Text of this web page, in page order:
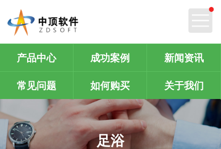
产品中心 成功案例 新闻资讯
常见问题 如何购买 关于我们
足浴